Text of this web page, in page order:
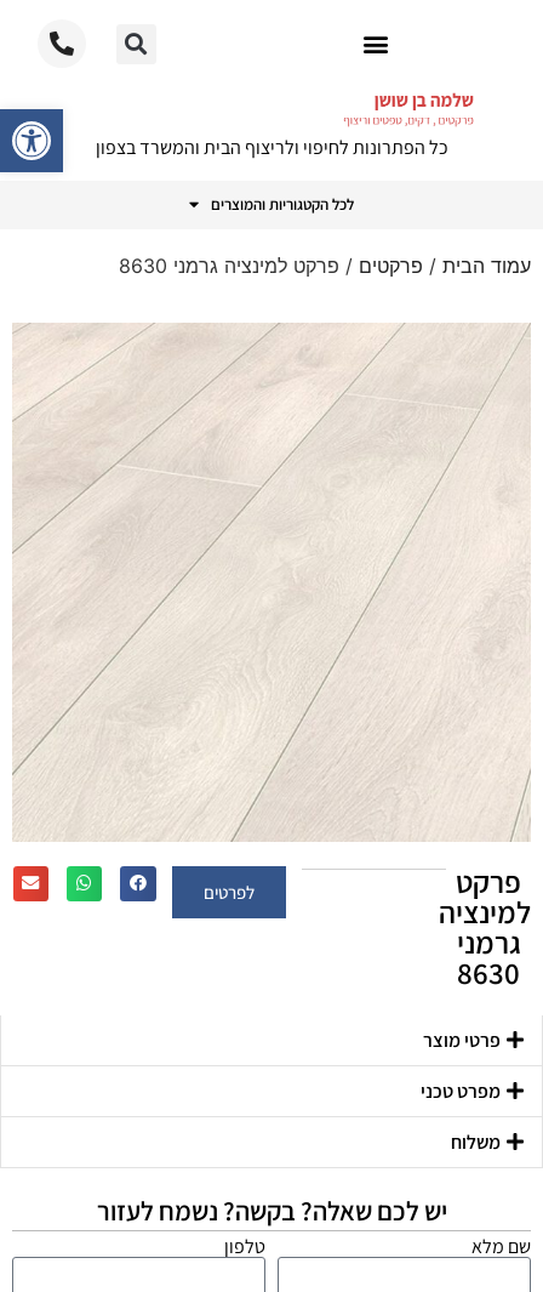
פתח
כל הפתרונות לחיפוי ולריצוף הבית והמשרד בצפון
לכל הקטגוריות והמוצרים
עמוד הבית / פרקטים / פרקט למינציה גרמני 8630
פרקט
למינציה
גרמני
8630
לפרטים
פרטי מוצר
מפרט טכני
משלוח
יש לכם שאלה? בקשה? נשמח לעזור
שם מלא טלפון